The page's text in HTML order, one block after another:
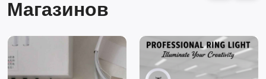
Магазинов